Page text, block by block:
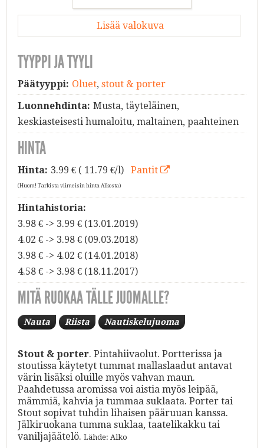
Lisää valokuva
TYYPPI JA TYYLI
Päätyyppi: Oluet, stout & porter
Luonnehdinta: Musta, täyteläinen,
keskiasteisesti humaloitu, maltainen, paahteinen
HINTA
Hinta: 3.99 € ( 11.79 €/l) Pantit
(Huom! Tarkista viimeisin hinta Alkosta)
Hintahistoria:
3.98 € -> 3.99 € (13.01.2019)
4.02 € -> 3.98 € (09.03.2018)
3.98 € -> 4.02 € (14.01.2018)
4.58 € -> 3.98 € (18.11.2017)
MITÄ RUOKAA TÄLLE JUOMALLE?
Nauta Riista Nautiskelujuoma
Stout & porter. Pintahiivaolut. Portterissa ja
stoutissa käytetyt tummat mallaslaadut antavat
värin lisäksi oluille myös vahvan maun.
Paahdetussa aromissa voi aistia myös leipää,
mämmiä, kahvia ja tummaa suklaata. Porter tai
Stout sopivat tuhdin lihaisen pääruuan kanssa.
Jälkiruokana tumma suklaa, taatelikakku tai
vaniljajäätelö. Lähde: Alko